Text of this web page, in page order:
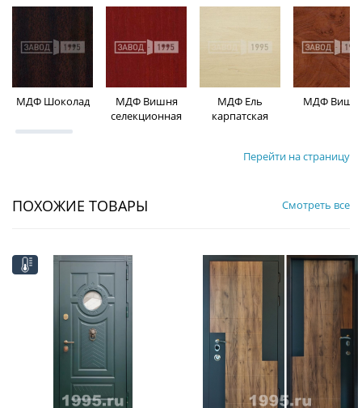
МДФ Шоколад
МДФ Вишня
селекционная
МДФ Ель
карпатская
МДФ
Перейти на страницу
ПОХОЖИЕ ТОВАРЫ Смотреть все